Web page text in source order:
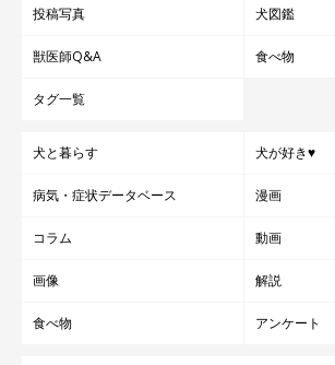
投稿写真 犬図鑑
獣医師Q&A 食べ物
タグ一覧
犬と暮らす 犬が好き♥
病気・症状データベース 漫画
コラム 動画
画像 解説
食べ物 アンケート